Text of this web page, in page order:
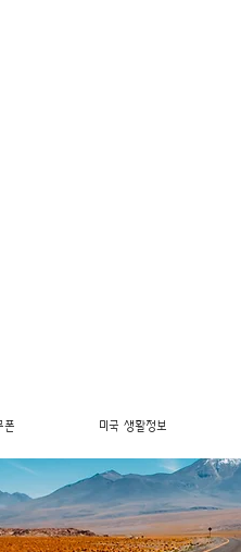
폰 미국 생활정보